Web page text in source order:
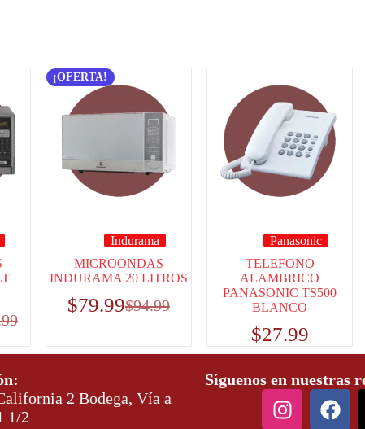
¡OFERTA!
Indurama
MICROONDAS
INDURAMA 20 LITROS
$94.99
$79.99
Panasonic
TELEFONO
ALAMBRICO
PANASONIC TS500
BLANCO
$27.99
California 2 Bodega, Vía a
1/2
Síguenos en nuestras